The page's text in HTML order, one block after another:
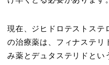
現在、ジヒドロテストステ
の治療薬は、フィナステリ
み薬とデュタステリドとい